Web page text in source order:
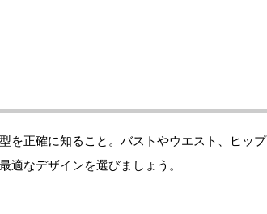
を正確に知ること。バストやウエスト、ヒップ
適なデザインを選びましょう。